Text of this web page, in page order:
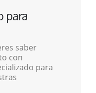
para
saber
con
para